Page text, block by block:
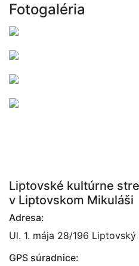
Fotogaléria
Liptovské kultúrne
v Liptovskom Mikuláši
Adresa:
Ul. 1. mája 28/196
GPS súradnice: